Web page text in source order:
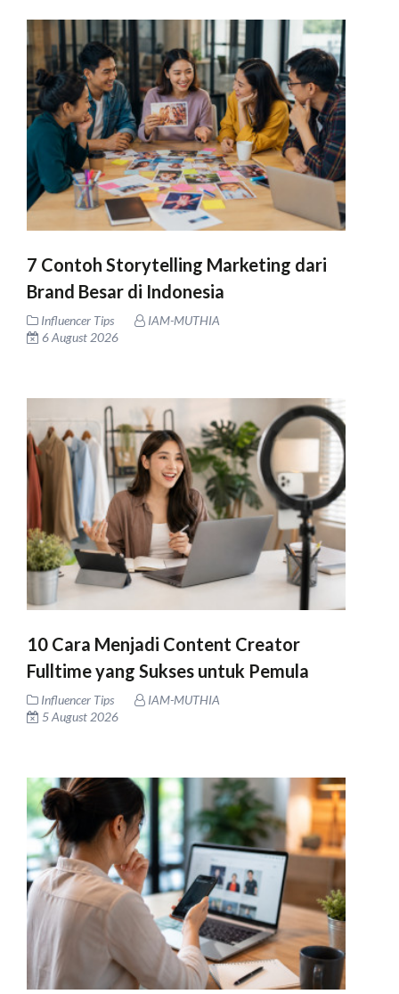
7 Contoh Storytelling Marketing dari
Brand Besar di Indonesia
Influencer Tips
IAM-MUTHIA
6 August 2026
10 Cara Menjadi Content Creator
Fulltime yang Sukses untuk Pemula
Influencer Tips
IAM-MUTHIA
5 August 2026